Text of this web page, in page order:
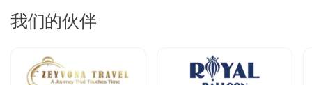
我们的伙伴